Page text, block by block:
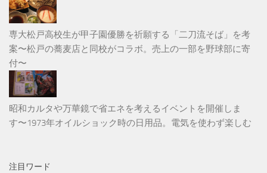
専大松戸高校生が甲子園優勝を祈願する「二刀流そば」を考
案〜松戸の蕎麦店と同校がコラボ。売上の一部を野球部に寄
付〜
昭和カルタや万華鏡で省エネを考えるイベントを開催しま
す〜1973年オイルショック時の日用品。電気を使わず楽しむ
注目ワード